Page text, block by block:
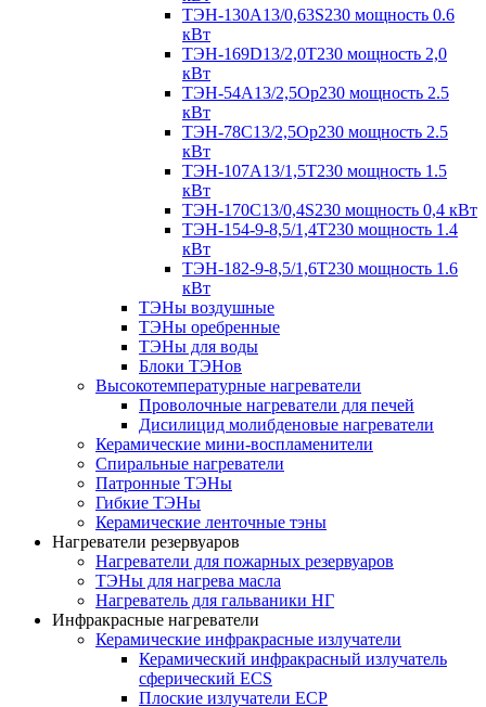
ТЭН-130А13/0,63S230 мощность 0.6
кВт
ТЭН-169D13/2,0T230 мощность 2,0
кВт
ТЭН-54А13/2,5Ор230 мощность 2.5
кВт
ТЭН-78С13/2,5Ор230 мощность 2.5
кВт
ТЭН-107А13/1,5Т230 мощность 1.5
кВт
ТЭН-170C13/0,4S230 мощность 0,4 кВт
ТЭН-154-9-8,5/1,4Т230 мощность 1.4
кВт
ТЭН-182-9-8,5/1,6Т230 мощность 1.6
кВт
ТЭНы воздушные
ТЭНы оребренные
ТЭНы для воды
Блоки ТЭНов
Высокотемпературные нагреватели
Проволочные нагреватели для печей
Дисилицид молибденовые нагреватели
Керамические мини-воспламенители
Спиральные нагреватели
Патронные ТЭНы
Гибкие ТЭНы
Керамические ленточные тэны
Нагреватели резервуаров
Нагреватели для пожарных резервуаров
ТЭНы для нагрева масла
Нагреватель для гальваники НГ
Инфракрасные нагреватели
Керамические инфракрасные излучатели
Керамический инфракрасный излучатель
сферический ECS
Плоские излучатели ECP